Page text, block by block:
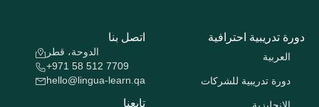
دورة تدريبية احترافية
العربية
دورة تدريبية للشركات
اتصل بنا
الدوحة، قطر
+971 58 512 7709
hello@lingua-learn.qa
تابعنا